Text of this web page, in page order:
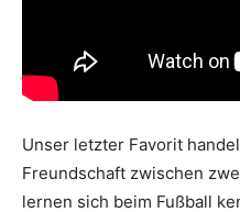
Unser letzter Favorit
Freundschaft zwischen
lernen sich beim Fußball